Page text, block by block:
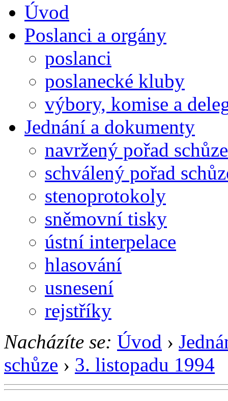
Úvod
Poslanci a orgány
poslanci
poslanecké kluby
výbory, komise a
Jednání a dokumenty
navržený pořad schůze
schválený pořad
stenoprotokoly
sněmovní tisky
ústní interpelace
hlasování
usnesení
rejstříky
Nacházíte se: Úvod ›
schůze › 3. listopadu 1994